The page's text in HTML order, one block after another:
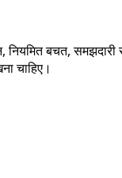
नियमित बचत,
चाहिए।